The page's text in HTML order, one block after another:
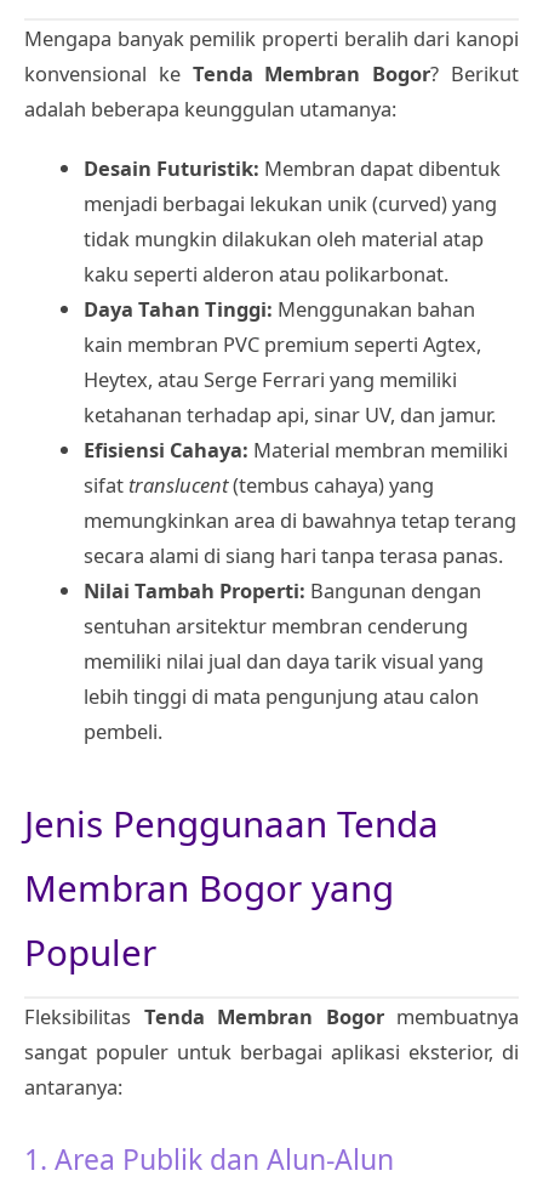
Mengapa banyak pemilik properti beralih dari kanopi
konvensional ke Tenda Membran Bogor? Berikut
adalah beberapa keunggulan utamanya:
Desain Futuristik: Membran dapat dibentuk
menjadi berbagai lekukan unik (curved) yang
tidak mungkin dilakukan oleh material atap
kaku seperti alderon atau polikarbonat.
Daya Tahan Tinggi: Menggunakan bahan
kain membran PVC premium seperti Agtex,
Heytex, atau Serge Ferrari yang memiliki
ketahanan terhadap api, sinar UV, dan jamur.
Efisiensi Cahaya: Material membran memiliki
sifat translucent(tembus cahaya) yang
memungkinkan area di bawahnya tetap terang
secara alami di siang hari tanpa terasa panas.
Nilai Tambah Properti: Bangunan dengan
sentuhan arsitektur membran cenderung
memiliki nilai jual dan daya tarik visual yang
lebih tinggi di mata pengunjung atau calon
pembeli.
Jenis Penggunaan Tenda
Membran Bogor yang
Populer
Fleksibilitas Tenda Membran Bogormembuatnya
sangat populer untuk berbagai aplikasi eksterior, di
antaranya:
1. Area Publik dan Alun-Alun